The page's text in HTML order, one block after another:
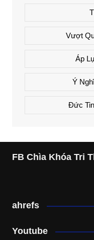
Vượt
Áp
Ý
Đức
FB Chìa Khóa Tri
ahrefs
Youtube